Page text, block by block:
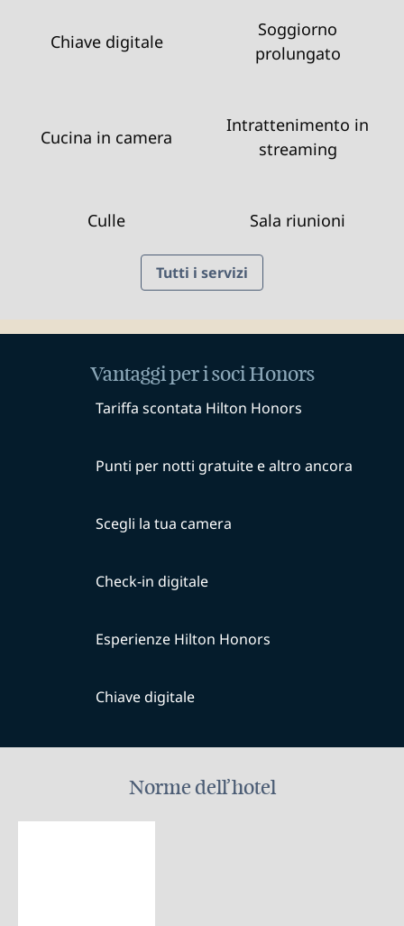
Chiave digitale
Soggiorno
prolungato
Cucina in camera
Intrattenimento in
streaming
Culle Sala riunioni
Tutti i servizi
Vantaggi per i soci Honors
Tariffa scontata Hilton Honors
Punti per notti gratuite e altro ancora
Scegli la tua camera
Check-in digitale
Esperienze Hilton Honors
Chiave digitale
Norme dell’hotel